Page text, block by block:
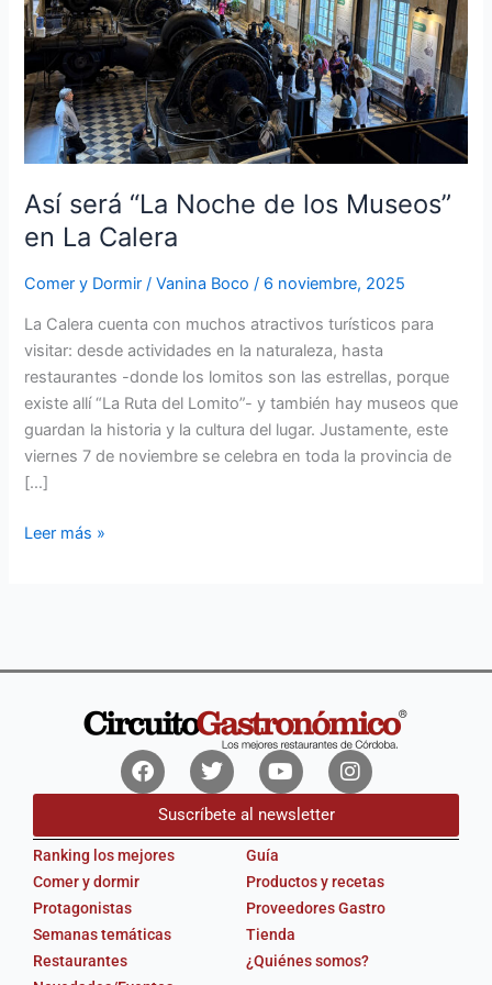
Así será “La Noche de los Museos”
en La Calera
Comer y Dormir /Vanina Boco/ 6 noviembre, 2025
La Calera cuenta con muchos atractivos turísticos para
visitar: desde actividades en la naturaleza, hasta
restaurantes -donde los lomitos son las estrellas, porque
existe allí “La Ruta del Lomito”- y también hay museos que
guardan la historia y la cultura del lugar. Justamente, este
viernes 7 de noviembre se celebra en toda la provincia de
[…]
en
La
Calera
Leer más »
FacebookTwitterYoutubeInstagram
Suscríbete al newsletter
Ranking los mejores
Comer y dormir
Protagonistas
Semanas temáticas
Restaurantes
Guía
Productos y recetas
Proveedores Gastro
Tienda
¿Quiénes somos?